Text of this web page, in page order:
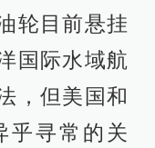
轮目前悬挂
国际水域航
，但美国和
乎寻常的关